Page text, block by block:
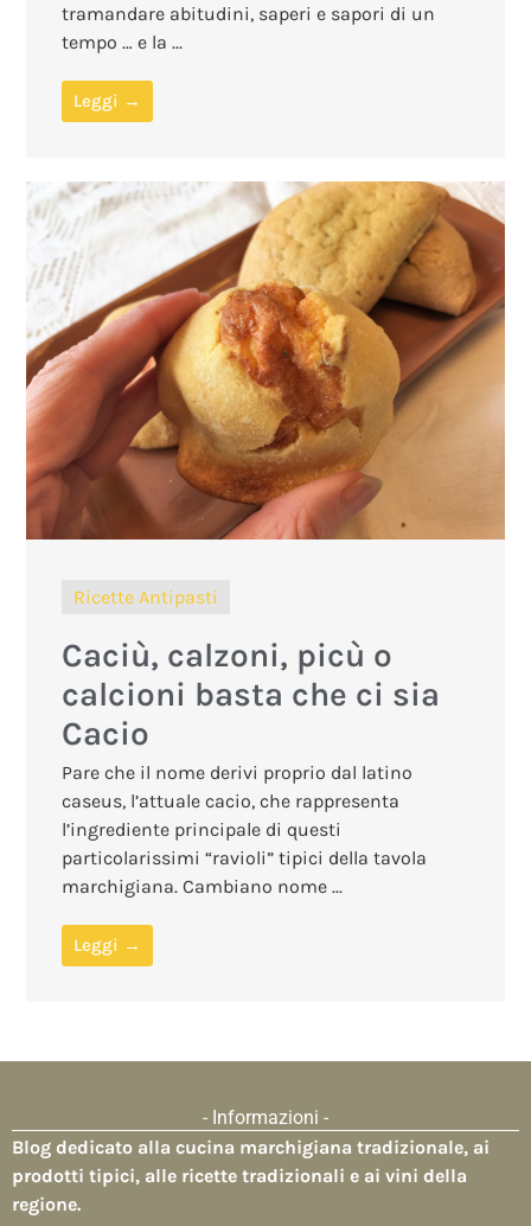
tramandare abitudini, saperi e sapori di un
tempo … e la ...
Leggi →
Ricette Antipasti
Caciù, calzoni, picù o
calcioni basta che ci sia
Cacio
Pare che il nome derivi proprio dal latino
caseus, l’attuale cacio, che rappresenta
l’ingrediente principale di questi
particolarissimi “ravioli” tipici della tavola
marchigiana. Cambiano nome ...
Leggi →
- Informazioni -
Blog dedicato alla cucina marchigiana tradizionale, ai
prodotti tipici, alle ricette tradizionali e ai vini della
regione.